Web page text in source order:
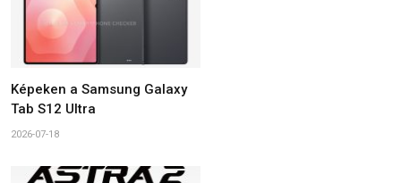
Képeken a Samsung Galaxy
Tab S12 Ultra
2026-07-18